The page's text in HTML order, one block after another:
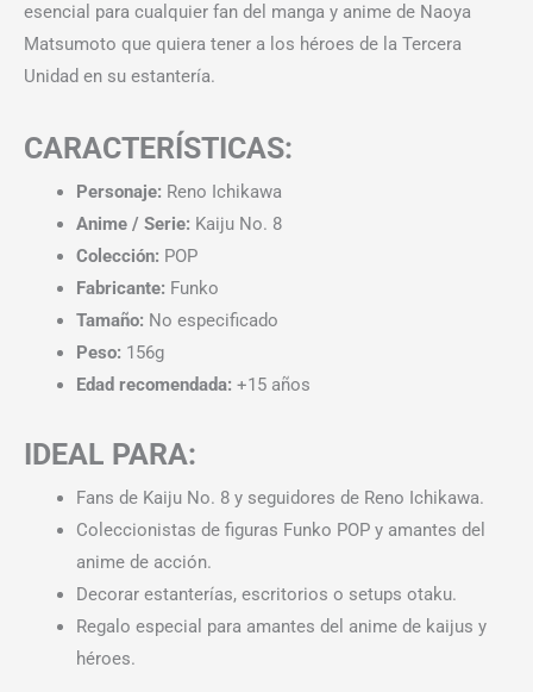
esencial para cualquier fan del manga y anime de Naoya
Matsumoto que quiera tener a los héroes de la Tercera
Unidad en su estantería.
CARACTERÍSTICAS:
Personaje: Reno Ichikawa
Anime / Serie: Kaiju No. 8
Colección: POP
Fabricante: Funko
Tamaño: No especificado
Peso: 156g
Edad recomendada: +15 años
IDEAL PARA:
Fans de Kaiju No. 8 y seguidores de Reno Ichikawa.
Coleccionistas de figuras Funko POP y amantes del
anime de acción.
Decorar estanterías, escritorios o setups otaku.
Regalo especial para amantes del anime de kaijus y
héroes.